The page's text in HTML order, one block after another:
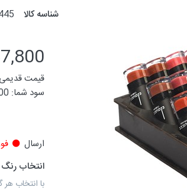
شناسه کالا
37,800
قیمت
سود شما:
ارسال
انتخاب رنگ
با انتخاب